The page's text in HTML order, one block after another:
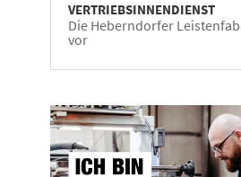
VERTRIEBSINNENDIENST
Die Heberndorfer
vor